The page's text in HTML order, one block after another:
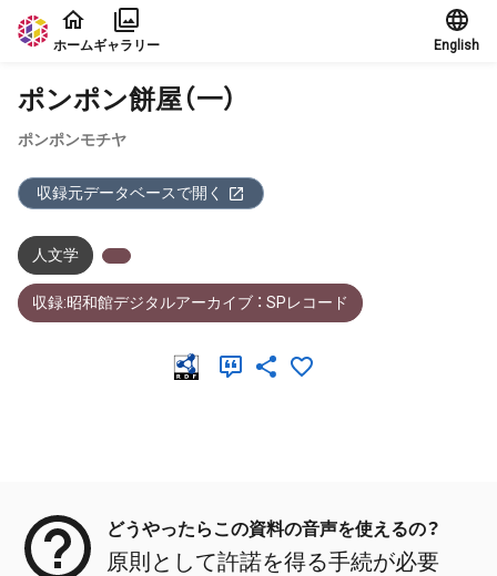
本文に飛ぶ
ホームギャラリー English
ポンポン餅屋（一）
ポンポンモチヤ
収録元データベースで開く
人文学
収録:昭和館デジタルアーカイブ ： SPレコード
どうやったらこの資料の音声を使えるの？
原則として許諾を得る手続が必要